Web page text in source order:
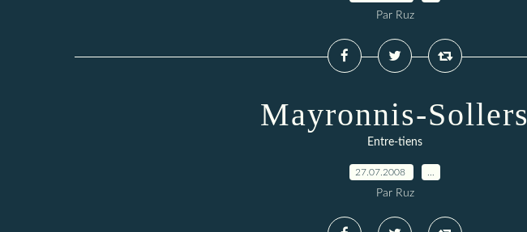
Par Ruz
Mayronnis-Sollers
Entre-tiens
27.07.2008
Par Ruz